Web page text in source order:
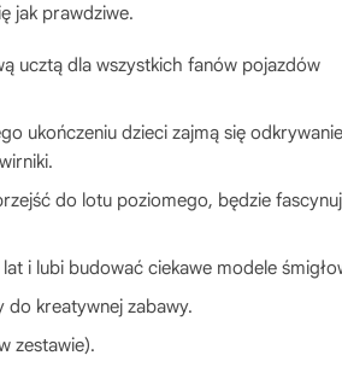
jak prawdziwe.
ucztą dla wszystkich fanów pojazdów
ukończeniu dzieci zajmą się
do lotu poziomego, będzie
i lubi budować ciekawe modele
do kreatywnej zabawy.
zestawie).